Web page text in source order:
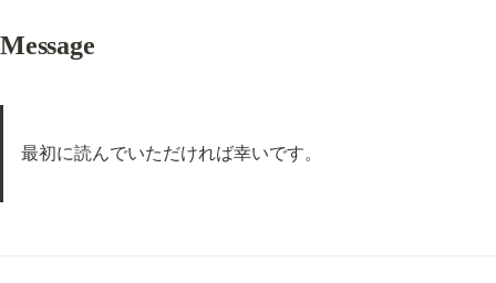
Message
最初に読んでいただければ幸いです。